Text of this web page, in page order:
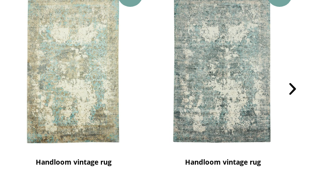
Handloom vintage rug Handloom vintage rug